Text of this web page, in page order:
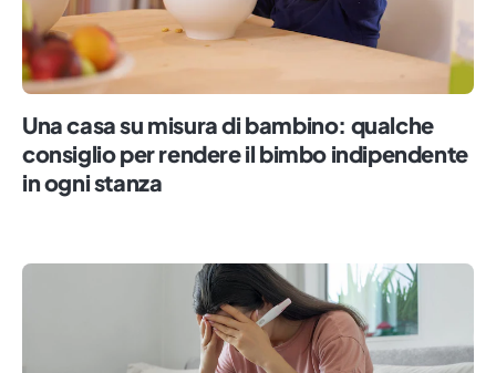
Una casa su misura di bambino: qualche
consiglio per rendere il bimbo indipendente
in ogni stanza